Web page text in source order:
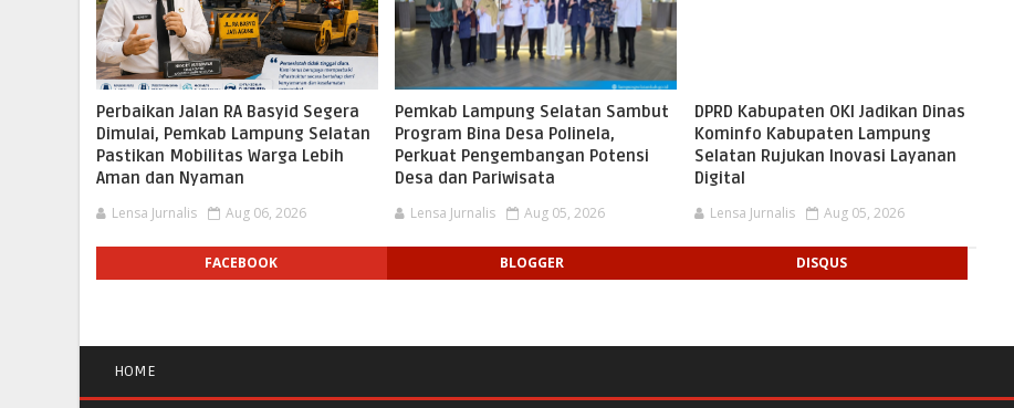
Perbaikan Jalan RA Basyid Segera
Dimulai, Pemkab Lampung Selatan
Pastikan Mobilitas Warga Lebih
Aman dan Nyaman
Lensa Jurnalis Aug 06, 2026
Pemkab Lampung Selatan Sambut
Program Bina Desa Polinela,
Perkuat Pengembangan Potensi
Desa dan Pariwisata
Lensa Jurnalis Aug 05, 2026
DPRD Kabupaten OKI Jadikan Dinas
Kominfo Kabupaten Lampung
Selatan Rujukan Inovasi Layanan
Digital
Lensa Jurnalis Aug 05, 2026
FACEBOOK BLOGGER DISQUS
HOME